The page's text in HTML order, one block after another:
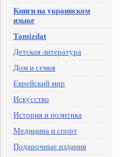
Книги на украинском
языке
Tamizdat
Детская литература
Дом и семья
Еврейский мир
Искусство
История и политика
Медицина и спорт
Подарочные издания